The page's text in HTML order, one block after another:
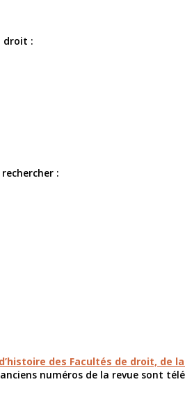
droit :
:
des Facultés de droit, de
anciens numéros de la revue sont